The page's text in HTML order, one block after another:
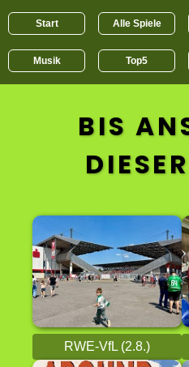
Start Alle Spiele
Musik Top5
BIS
RWE-VfL (2.8.)